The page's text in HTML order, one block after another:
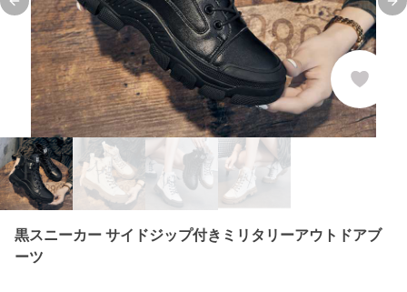
Previous slide
黒スニーカー サイドジップ付きミリタリーアウトドアブ
ーツ